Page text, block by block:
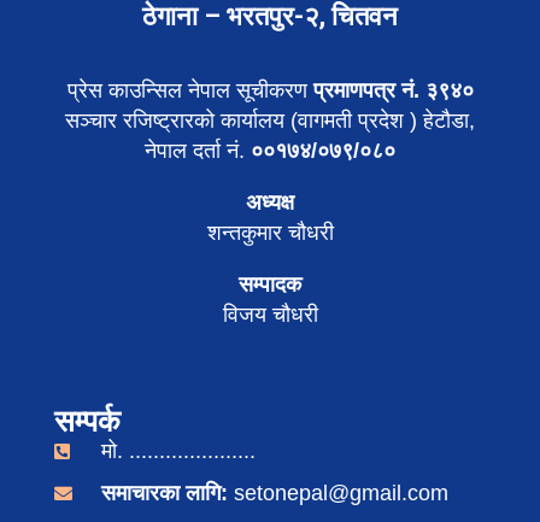
ठेगाना – भरतपुर-२, चितवन
प्रेस काउन्सिल नेपाल सूचीकरणप्रमाणपत्र नं. ३९४०
सञ्चार रजिष्ट्रारको कार्यालय (वागमती प्रदेश ) हेटौडा,
नेपाल दर्ता नं. ००१७४/०७९/०८०
अध्यक्ष
शन्तकुमार चौधरी
सम्पादक
विजय चौधरी
सम्पर्क
मो. .....................
समाचारका लागि: setonepal@gmail.com